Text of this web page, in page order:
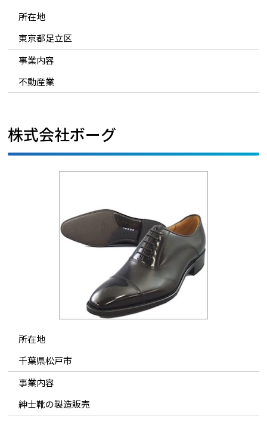
所在地
東京都足立区
事業内容
不動産業
株式会社ボーグ
所在地
千葉県松戸市
事業内容
紳士靴の製造販売